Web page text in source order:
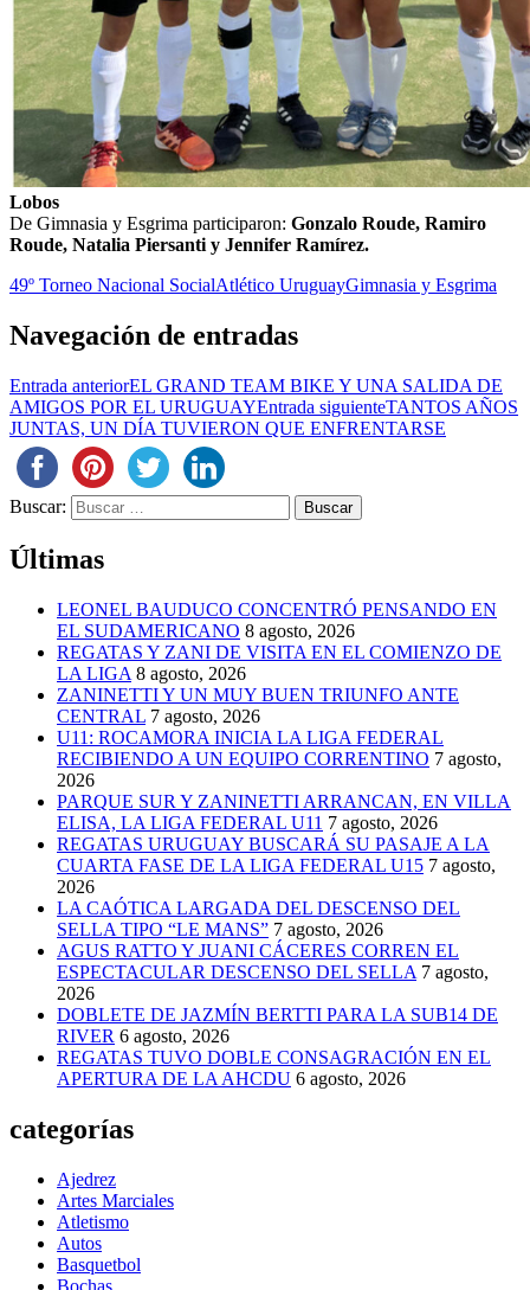
Lobos
De Gimnasia y Esgrima participaron: Gonzalo Roude, Ramiro
Roude, Natalia Piersanti y Jennifer Ramírez.
49º Torneo Nacional SocialAtlético UruguayGimnasia y Esgrima
Navegación de entradas
Entrada anteriorEL GRAND TEAM BIKE Y UNA SALIDA DE
AMIGOS POR EL URUGUAYEntrada siguienteTANTOS AÑOS
JUNTAS, UN DÍA TUVIERON QUE ENFRENTARSE
Buscar:
Últimas
LEONEL BAUDUCO CONCENTRÓ PENSANDO EN
EL SUDAMERICANO 8 agosto, 2026
REGATAS Y ZANI DE VISITA EN EL COMIENZO DE
LA LIGA 8 agosto, 2026
ZANINETTI Y UN MUY BUEN TRIUNFO ANTE
CENTRAL 7 agosto, 2026
U11: ROCAMORA INICIA LA LIGA FEDERAL
RECIBIENDO A UN EQUIPO CORRENTINO 7 agosto,
2026
PARQUE SUR Y ZANINETTI ARRANCAN, EN VILLA
ELISA, LA LIGA FEDERAL U11 7 agosto, 2026
REGATAS URUGUAY BUSCARÁ SU PASAJE A LA
CUARTA FASE DE LA LIGA FEDERAL U15 7 agosto,
2026
LA CAÓTICA LARGADA DEL DESCENSO DEL
SELLA TIPO “LE MANS” 7 agosto, 2026
AGUS RATTO Y JUANI CÁCERES CORREN EL
ESPECTACULAR DESCENSO DEL SELLA 7 agosto,
2026
DOBLETE DE JAZMÍN BERTTI PARA LA SUB14 DE
RIVER 6 agosto, 2026
REGATAS TUVO DOBLE CONSAGRACIÓN EN EL
APERTURA DE LA AHCDU 6 agosto, 2026
categorías
Ajedrez
Artes Marciales
Atletismo
Autos
Basquetbol
Bochas